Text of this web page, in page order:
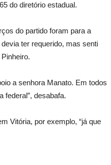
do diretório estadual.
do partido foram para a
ter requerido, mas senti
a senhora Manato. Em todos
federal”, desabafa.
Vitória, por exemplo, “já que